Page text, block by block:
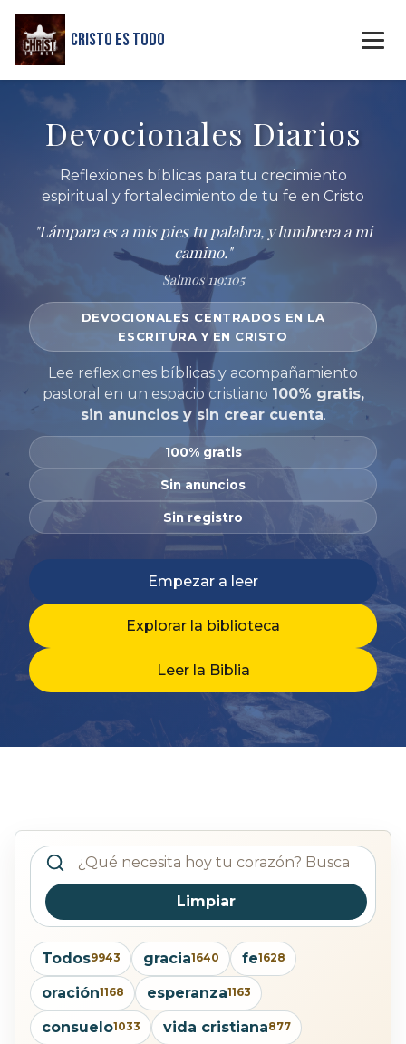
Cristo Es Todo
Devocionales Diarios
Reflexiones bíblicas para tu crecimiento
espiritual y fortalecimiento de tu fe en Cristo
"Lámpara es a mis pies tu palabra, y lumbrera a mi
camino."
Salmos 119:105
DEVOCIONALES CENTRADOS EN LA
ESCRITURA Y EN CRISTO
Lee reflexiones bíblicas y acompañamiento
pastoral en un espacio cristiano 100% gratis,
sin anuncios y sin crear cuenta.
100% gratis
Sin anuncios
Sin registro
Empezar a leer
Explorar la biblioteca
Leer la Biblia
Buscar devocionales publicados
Limpiar
Todos9943 gracia1640 fe1628
oración1168 esperanza1163
consuelo1033 vida cristiana877